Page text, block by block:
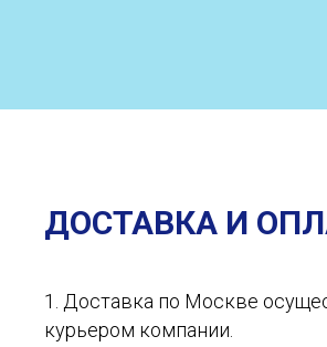
ДОСТАВКА И
1. Доставка по Москве
курьером компании.